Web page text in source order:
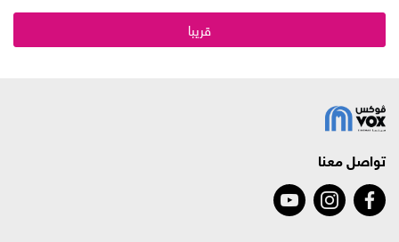
قريبا
تواصل معنا